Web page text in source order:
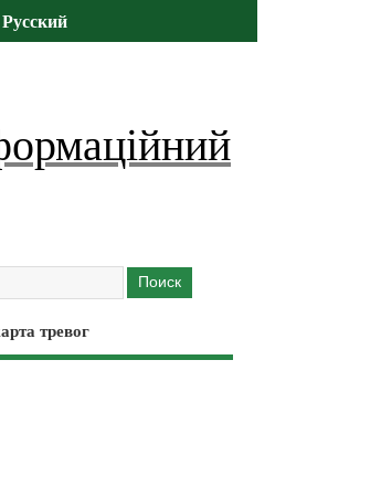
Русский
тревог